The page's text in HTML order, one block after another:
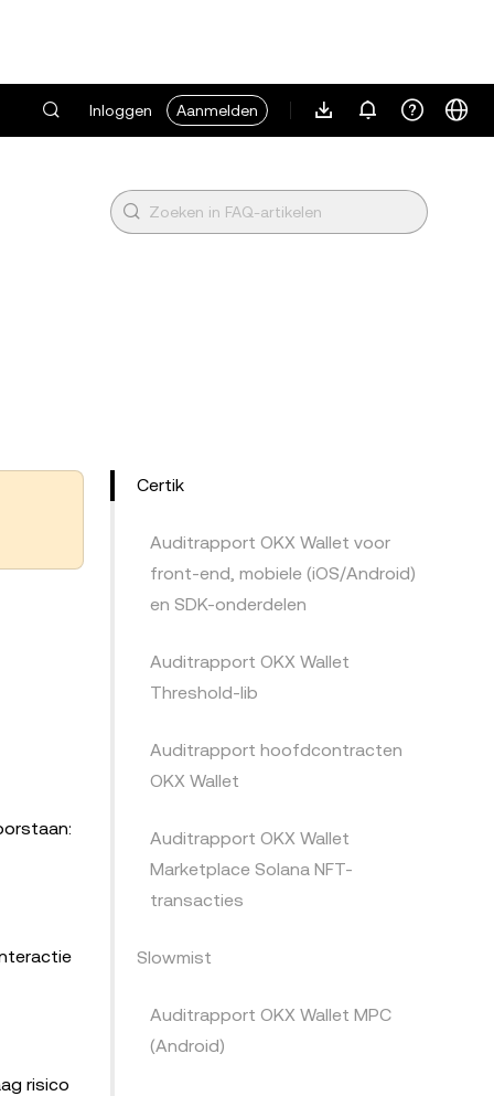
Inloggen Aanmelden
risico
Certik
Auditrapport OKX Wallet voor
front-end, mobiele (iOS/Android)
en SDK-onderdelen
Auditrapport OKX Wallet
Threshold-lib
Auditrapport hoofdcontracten
OKX Wallet
Auditrapport OKX Wallet
Marketplace Solana NFT-
transacties
Slowmist
Auditrapport OKX Wallet MPC
(Android)